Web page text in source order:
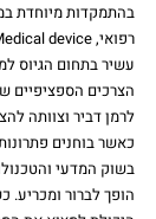
בהתמקדות מיוחדת
עשיר בתחום הגיוס
הצרכים הספציפיים
לרמן דביר וצוותה
כאשר בוחנים
בשוק המדעי
הופך לברור ומכריע.